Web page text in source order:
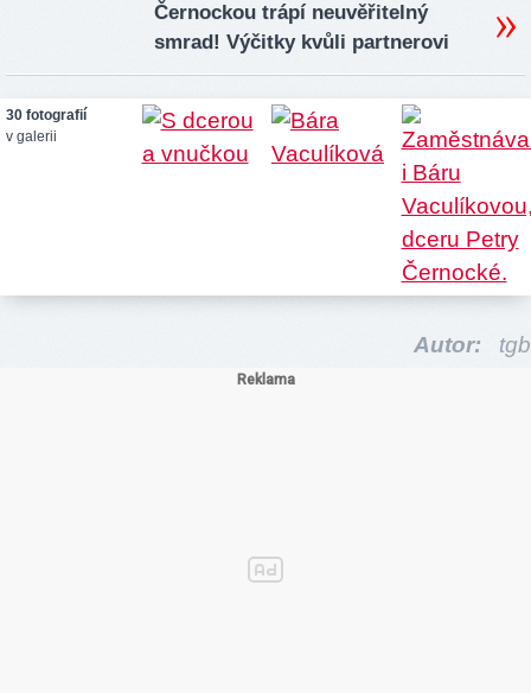
Černockou trápí neuvěřitelný
smrad! Výčitky kvůli partnerovi
30 fotografií
v galerii
Autor: tgb